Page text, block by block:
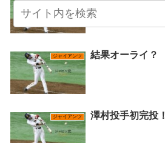
ジャイアンツ 結果オーライ？
ジャイアンツ 澤村投手初完投！